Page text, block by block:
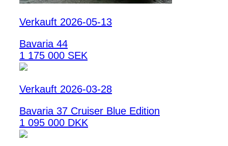
Verkauft 2026-05-13
Bavaria 44
1 175 000 SEK
Verkauft 2026-03-28
Bavaria 37 Cruiser Blue Edition
1 095 000 DKK